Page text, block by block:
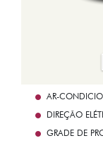
AR-
DIREÇÃO
GRADE DE